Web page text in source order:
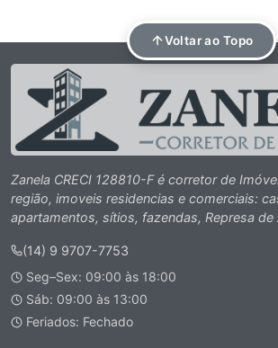
Voltar ao Topo
Zanela CRECI 128810-F é corretor de
região, imoveis residencias e comerciais:
apartamentos, sítios, fazendas, Represa de
(14) 9 9707-7753
Seg–Sex: 09:00 às 18:00
Sáb: 09:00 às 13:00
Feriados: Fechado